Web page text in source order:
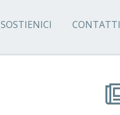
SOSTIENICI CONTATTI